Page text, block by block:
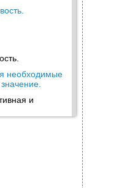
необходимые
и